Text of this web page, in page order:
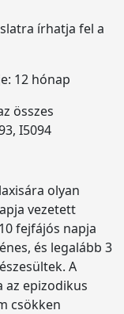
írhatja fel a
12 hónap
összes
I5094
olyan
vezetett
fejfájós napja
és legalább 3
A
az epizodikus
csökken